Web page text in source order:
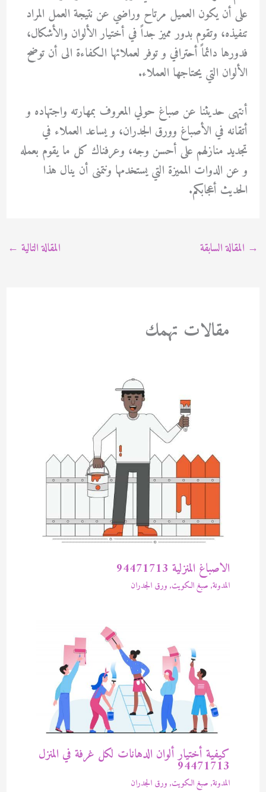
على أن يكون العميل مرتاح وراضي عن نتيجة العمل المراد
تنفيذه، وتقوم بدور مميز جداً في أختيار الألوان والأشكال،
فدورها دائماً أحترافي و توفر لعملائها الكفاءة الى أن توضح
الألوان التي يحتاجها العملاء.
أنتهى حديثنا عن صباغ حولي المعروف بمهارته واجتهاده و
أتقانه في الأصباغ وورق الجدران، و يساعد العملاء في
تجديد منازلهم على أحسن وجه، وعرفناك كل ما يقوم بعمله
و عن الدوات المميزة التي يستخدمها ونتمنى أن ينال هذا
الحديث أعجابكم.
→ المقالة السابقة المقالة التالية ←
مقالات تهمك
الاصباغ المنزلية 94471713
المدونة, صبغ الكويت, ورق الجدران
كيفية أختيار ألوان الدهانات لكل غرفة في المنزل
94471713
المدونة, صبغ الكويت, ورق الجدران